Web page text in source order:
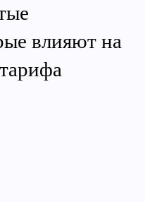
влияют на